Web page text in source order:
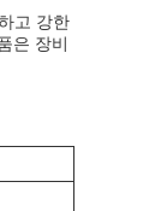
고 강한
은 장비